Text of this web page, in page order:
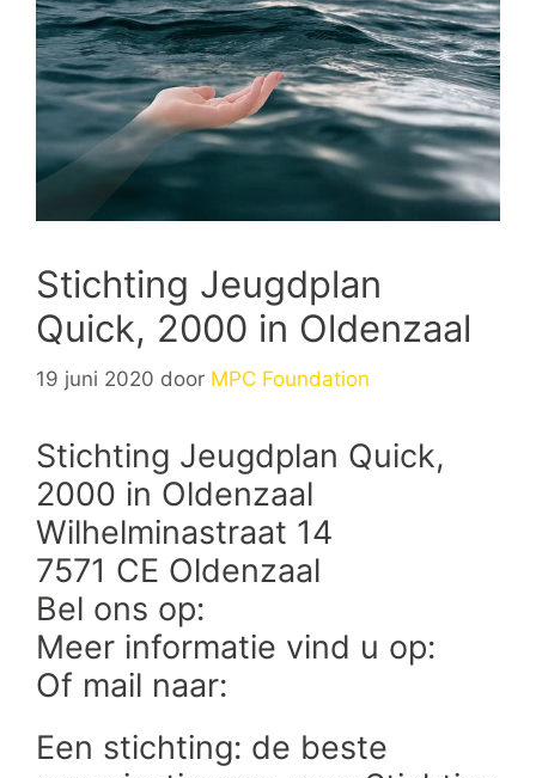
Stichting Jeugdplan
Quick, 2000 in Oldenzaal
19 juni 2020 door MPC Foundation
Stichting Jeugdplan Quick,
2000 in Oldenzaal
Wilhelminastraat 14
7571 CE Oldenzaal
Bel ons op:
Meer informatie vind u op:
Of mail naar:
Een stichting: de beste